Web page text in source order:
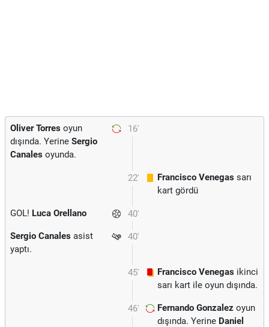
16'
Oliver Torres oyun
dışında. Yerine Sergio
Canales oyunda.
22' Francisco Venegas sarı
kart gördü
40'
GOL! Luca Orellano
40'
Sergio Canales asist
yaptı.
45' Francisco Venegas ikinci
sarı kart ile oyun dışında.
46' Fernando Gonzalez oyun
dışında. Yerine Daniel